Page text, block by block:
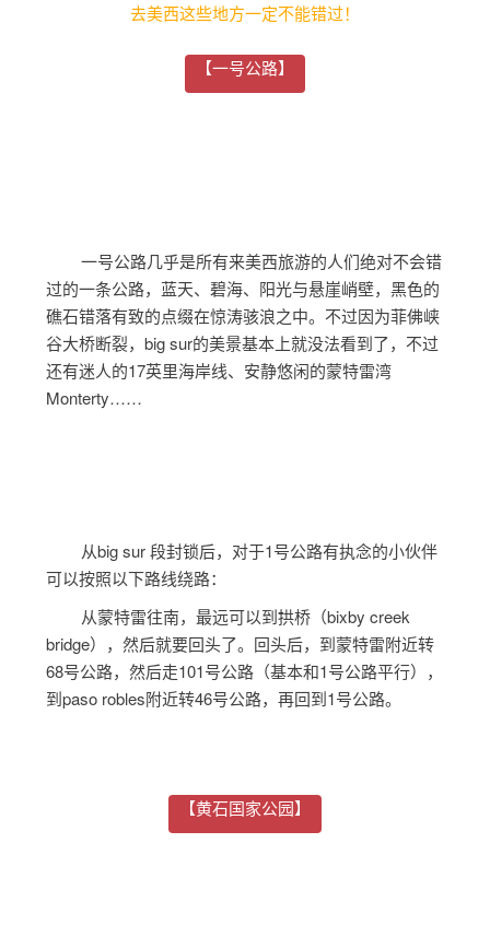
去美西这些地方一定不能错过！
【一号公路】
一号公路几乎是所有来美西旅游的人们绝对不会错
过的一条公路，蓝天、碧海、阳光与悬崖峭壁，黑色的
礁石错落有致的点缀在惊涛骇浪之中。不过因为菲佛峡
谷大桥断裂，big sur的美景基本上就没法看到了，不过
还有迷人的17英里海岸线、安静悠闲的蒙特雷湾
Monterty……
从big sur 段封锁后，对于1号公路有执念的小伙伴
可以按照以下路线绕路：
从蒙特雷往南，最远可以到拱桥（bixby creek
bridge），然后就要回头了。回头后，到蒙特雷附近转
68号公路，然后走101号公路（基本和1号公路平行），
到paso robles附近转46号公路，再回到1号公路。
【黄石国家公园】